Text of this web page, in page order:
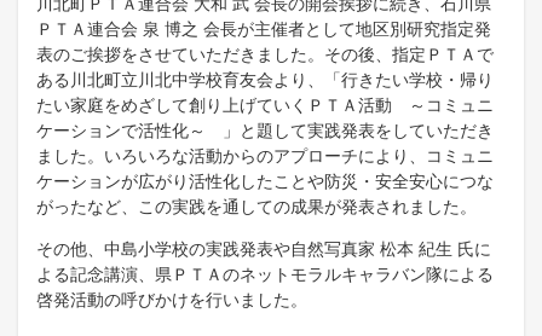
川北町ＰＴＡ連合会 大和 武 会長の開会挨拶に続き、石川県
ＰＴＡ連合会 泉 博之 会長が主催者として地区別研究指定発
表のご挨拶をさせていただきました。その後、指定ＰＴＡで
ある川北町立川北中学校育友会より、「行きたい学校・帰り
たい家庭をめざして創り上げていくＰＴＡ活動 ～コミュニ
ケーションで活性化～ 」と題して実践発表をしていただき
ました。いろいろな活動からのアプローチにより、コミュニ
ケーションが広がり活性化したことや防災・安全安心につな
がったなど、この実践を通しての成果が発表されました。
その他、中島小学校の実践発表や自然写真家 松本 紀生 氏に
よる記念講演、県ＰＴＡのネットモラルキャラバン隊による
啓発活動の呼びかけを行いました。